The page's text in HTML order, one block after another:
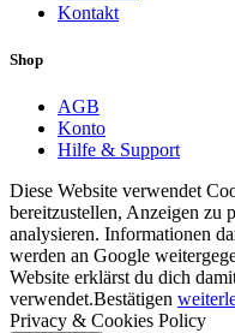
Kontakt
Shop
AGB
Konto
Hilfe & Support
Diese Website verwendet
bereitzustellen, Anzeigen zu
analysieren. Informationen
werden an Google
Website erklärst du dich
verwendet.Bestätigen
Privacy & Cookies Policy